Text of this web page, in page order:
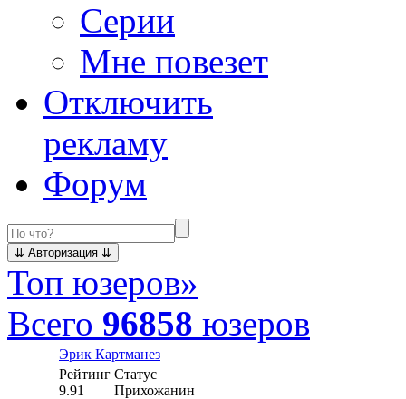
Серии
Мне повезет
Отключить
рекламу
Форум
Топ юзеров»
Всего 96858 юзеров
Эрик Картманез
Рейтинг
9.91
Статус
Прихожанин